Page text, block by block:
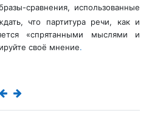
сравнения, использованные
что партитура речи, как и
«спрятанными мыслями и
своё мнение.